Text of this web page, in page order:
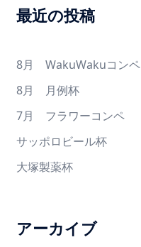
最近の投稿
8月 WakuWakuコンペ
8月 月例杯
7月 フラワーコンペ
サッポロビール杯
大塚製薬杯
アーカイブ